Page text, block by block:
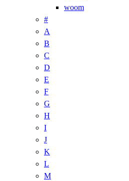
woom
#
A
B
C
D
E
F
G
H
I
J
K
L
M